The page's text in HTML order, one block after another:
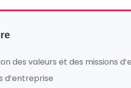
des valeurs et des missions
d’entreprise